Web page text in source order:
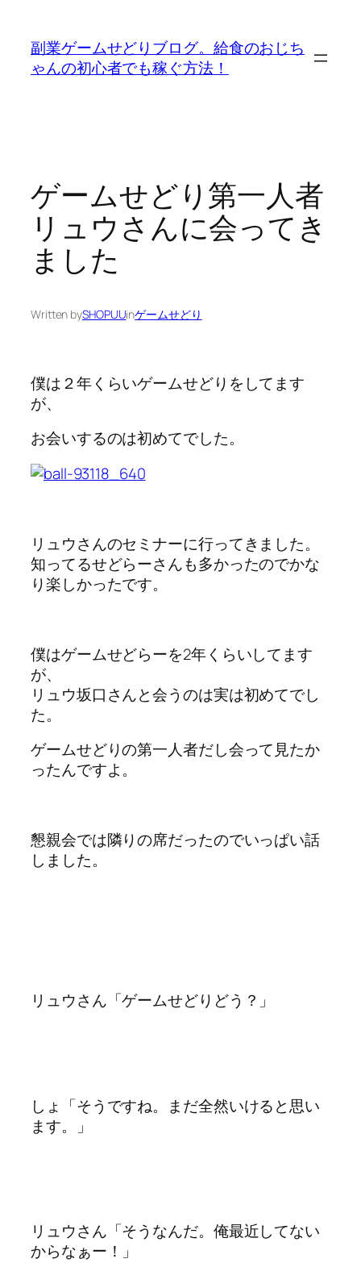
副業ゲームせどりブログ。給食のおじち
ゃんの初心者でも稼ぐ方法！
ゲームせどり第一人者
リュウさんに会ってき
ました
Written bySHOPUUinゲームせどり
僕は２年くらいゲームせどりをしてます
が、
お会いするのは初めてでした。
リュウさんのセミナーに行ってきました。
知ってるせどらーさんも多かったのでかな
り楽しかったです。
僕はゲームせどらーを2年くらいしてます
が、
リュウ坂口さんと会うのは実は初めてでし
た。
ゲームせどりの第一人者だし会って見たか
ったんですよ。
懇親会では隣りの席だったのでいっぱい話
しました。
リュウさん「ゲームせどりどう？」
しょ「そうですね。まだ全然いけると思い
ます。」
リュウさん「そうなんだ。俺最近してない
からなぁー！」